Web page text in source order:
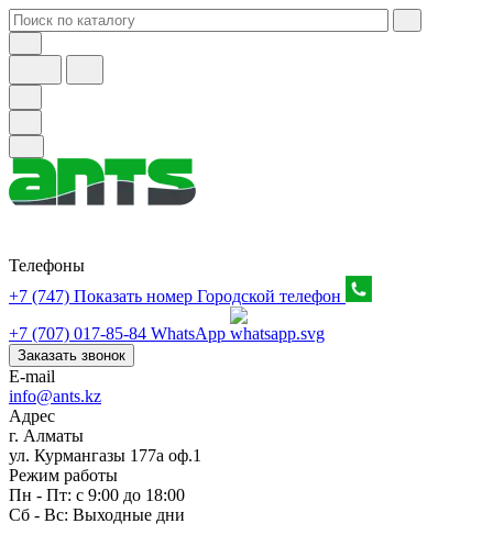
Телефоны
+7 (747) Показать номер Городской телефон
+7 (707) 017-85-84 WhatsApp
Заказать звонок
E-mail
info@ants.kz
Адрес
г. Алматы
ул. Курмангазы 177а оф.1
Режим работы
Пн - Пт: с 9:00 до 18:00
Сб - Вс: Выходные дни